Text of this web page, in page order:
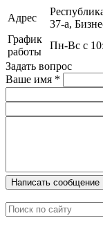
Адрес
37-а,
График
работы
Пн-Вс с
Задать вопрос
Ваше имя *
Написать сообщение